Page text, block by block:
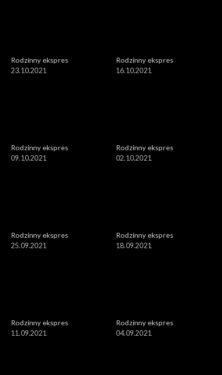
Rodzinny ekspres
23.10.2021
Rodzinny ekspres
16.10.2021
Rodzinny ekspres
09.10.2021
Rodzinny ekspres
02.10.2021
Rodzinny ekspres
25.09.2021
Rodzinny ekspres
18.09.2021
Rodzinny ekspres
11.09.2021
Rodzinny ekspres
04.09.2021